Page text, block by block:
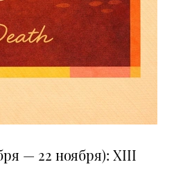
— 22 ноября): XIII